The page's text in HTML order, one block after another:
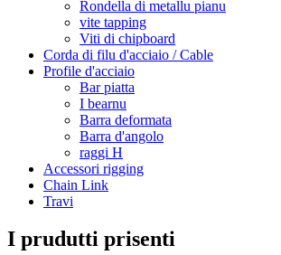
Rondella di metallu pianu
vite tapping
Viti di chipboard
Corda di filu d'acciaio / Cable
Profile d'acciaio
Bar piatta
I bearnu
Barra deformata
Barra d'angolo
raggi H
Accessori rigging
Chain Link
Travi
I prudutti prisenti